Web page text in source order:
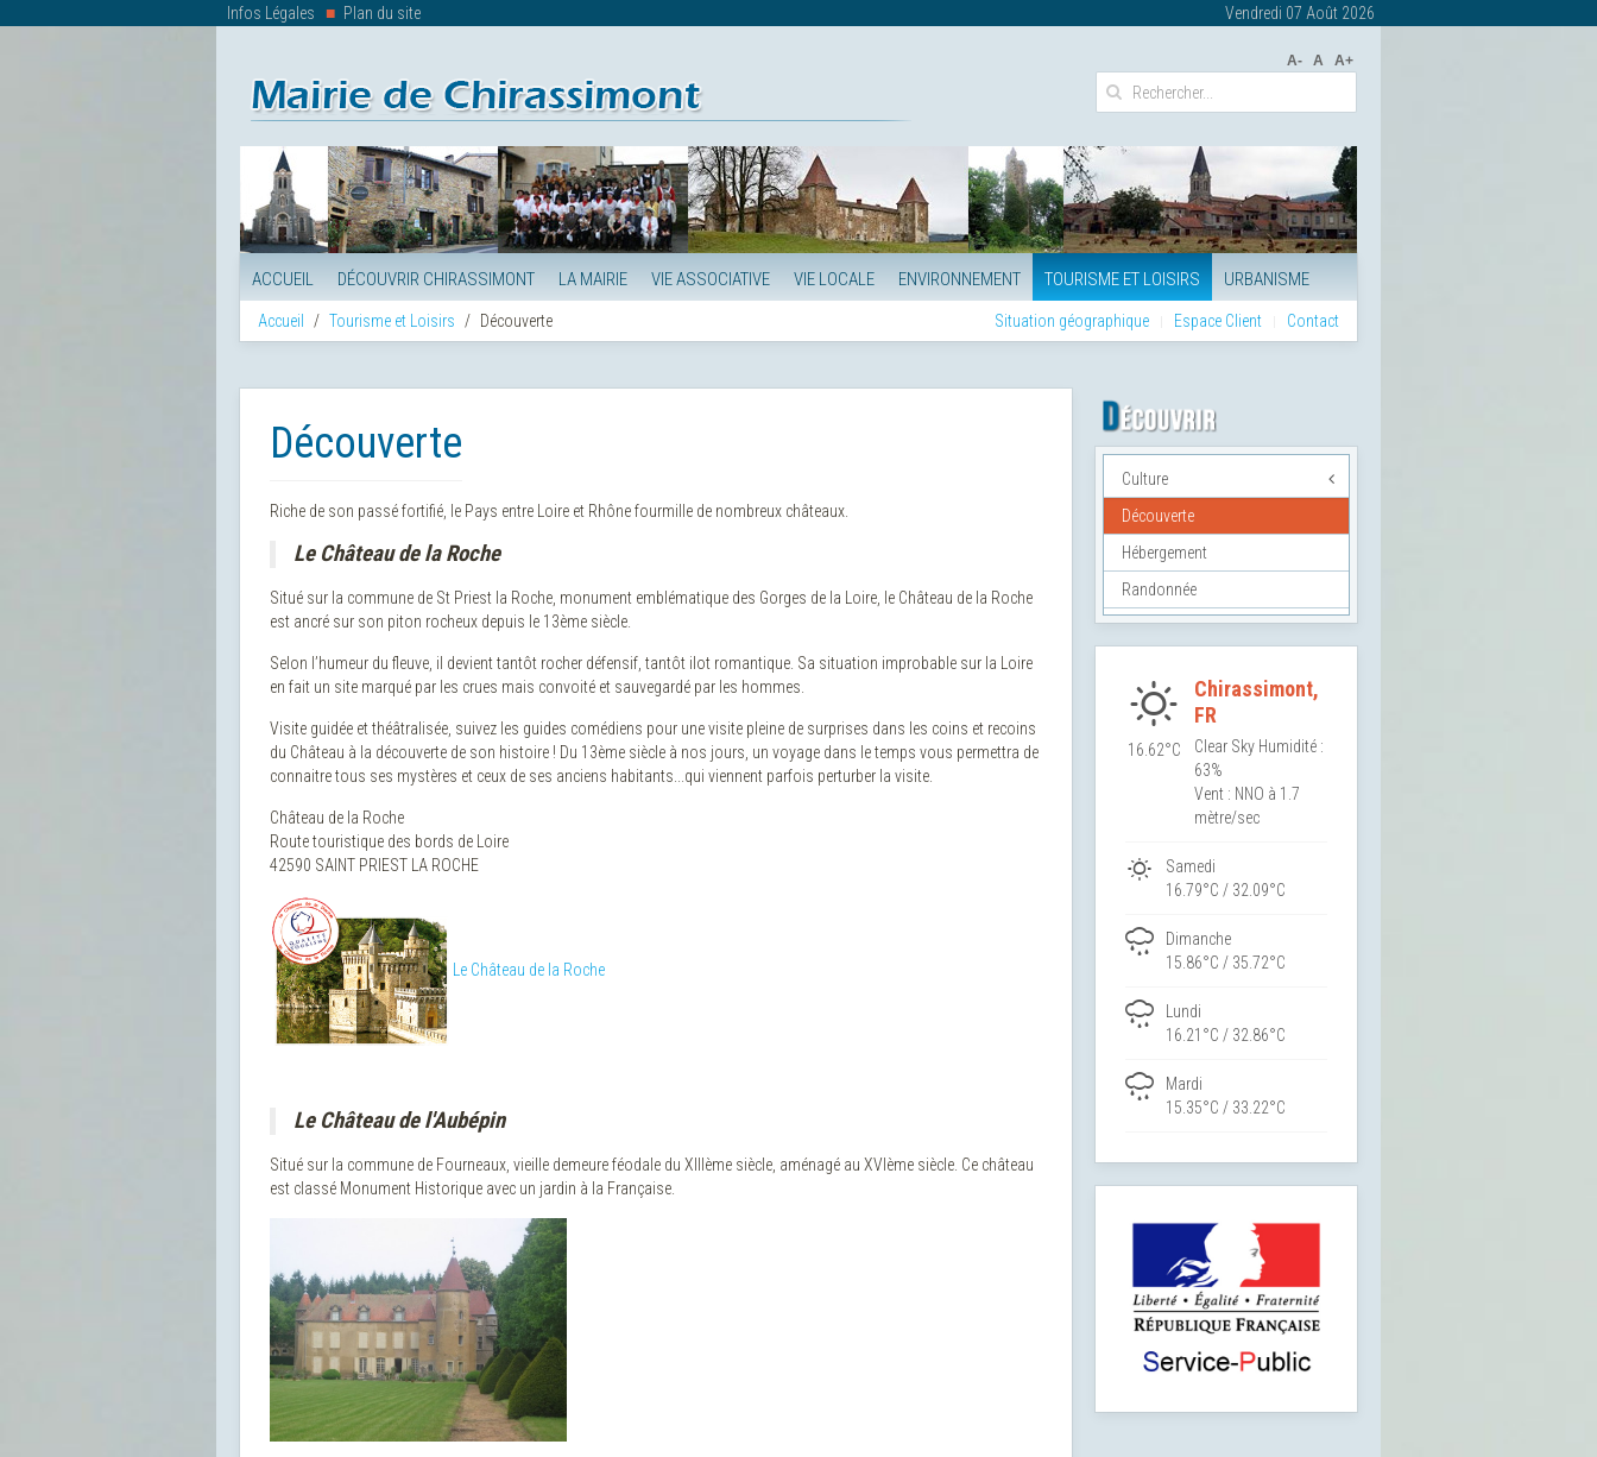
Infos Légales Plan du site Vendredi 07 Août 2026
A- A A+
ACCUEIL DÉCOUVRIR CHIRASSIMONT LA MAIRIE VIE ASSOCIATIVE VIE LOCALE ENVIRONNEMENT TOURISME ET LOISIRS URBANISME
Accueil Tourisme et Loisirs Découverte Situation géographique Espace Client Contact
Découverte
Riche de son passé fortifié, le Pays entre Loire et Rhône fourmille de nombreux châteaux.
Le Château de la Roche
Situé sur la commune de St Priest la Roche, monument emblématique des Gorges de la Loire, le Château de la Roche
est ancré sur son piton rocheux depuis le 13ème siècle.
Selon l’humeur du fleuve, il devient tantôt rocher défensif, tantôt ilot romantique. Sa situation improbable sur la Loire
en fait un site marqué par les crues mais convoité et sauvegardé par les hommes.
Visite guidée et théâtralisée, suivez les guides comédiens pour une visite pleine de surprises dans les coins et recoins
du Château à la découverte de son histoire ! Du 13ème siècle à nos jours, un voyage dans le temps vous permettra de
connaitre tous ses mystères et ceux de ses anciens habitants...qui viennent parfois perturber la visite.
Château de la Roche
Route touristique des bords de Loire
42590 SAINT PRIEST LA ROCHE
Le Château de la Roche
Le Château de l'Aubépin
Situé sur la commune de Fourneaux, vieille demeure féodale du XIIIème siècle, aménagé au XVIème siècle. Ce château
est classé Monument Historique avec un jardin à la Française.
Culture
Découverte
Hébergement
Randonnée
16.62°C
Chirassimont,
FR
Clear Sky Humidité :
63%
Vent : NNO à 1.7
mètre/sec
Samedi
16.79°C / 32.09°C
Dimanche
15.86°C / 35.72°C
Lundi
16.21°C / 32.86°C
Mardi
15.35°C / 33.22°C